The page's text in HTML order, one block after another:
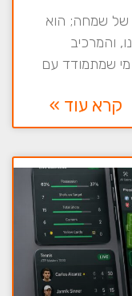
של שמחה; הוא
והמרכיב
מי שמתמודד עם
קרא עוד »